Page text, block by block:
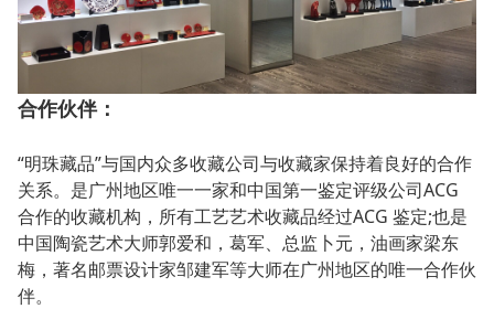
合作伙伴：
“明珠藏品”与国内众多收藏公司与收藏家保持着良好的合作
关系。是广州地区唯一一家和中国第一鉴定评级公司ACG
合作的收藏机构，所有工艺艺术收藏品经过ACG 鉴定;也是
中国陶瓷艺术大师郭爱和，葛军、总监卜元，油画家梁东
梅，著名邮票设计家邹建军等大师在广州地区的唯一合作伙
伴。